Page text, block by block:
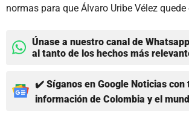
normas para que Álvaro Uribe Vélez quede
Únase a nuestro canal de
al tanto de los hechos más
✔️ Síganos en Google Noticias con
información de Colombia y el